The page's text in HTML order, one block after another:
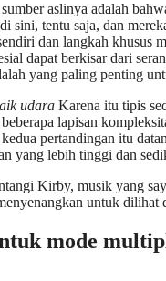
aslinya adalah
tentu saja, dan
dan langkah khusus
dapat berkisar dari
yang paling penting
udara Karena itu tipis
lapisan
pertandingan itu
yang lebih tinggi dan
Kirby, musik yang
untuk dilihat
mode